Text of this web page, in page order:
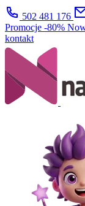
502 481 176
Promocje -80%
kontakt